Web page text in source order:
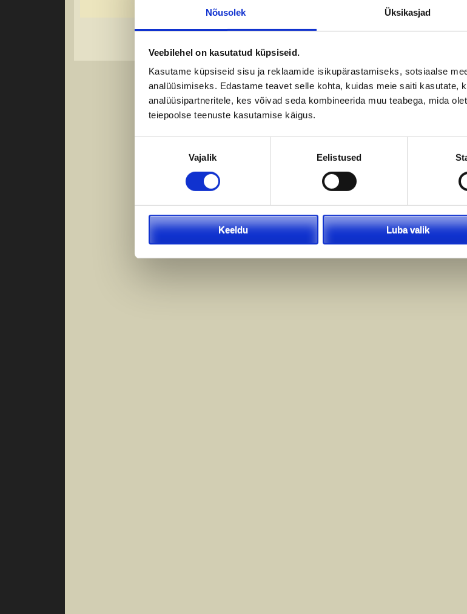
Nõusolek Üksikasjad
Veebilehel on kasutatud küpsiseid.
Kasutame küpsiseid sisu ja reklaamide isikupärastamiseks, sotsiaalse
analüüsimiseks. Edastame teavet selle kohta, kuidas meie saiti kasutate,
analüüsipartneritele, kes võivad seda kombineerida muu teabega, mida
teiepoolse teenuste kasutamise käigus.
Vajalik Eelistused
Keeldu Luba valik